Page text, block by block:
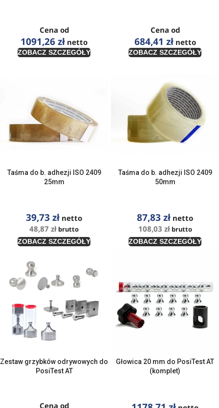
Cena od
1091,26zł netto
ZOBACZ SZCZEGÓŁY
Cena od
684,41 złnetto
ZOBACZ SZCZEGÓŁY
Taśma do b. adhezji ISO 2409
25mm
39,73 zł netto
48,87 zł brutto
ZOBACZ SZCZEGÓŁY
Taśma do b. adhezji ISO 2409
50mm
87,83 zł netto
108,03 złbrutto
ZOBACZ SZCZEGÓŁY
Zestaw grzybków odrywowych do
PosiTest AT
Cena od
Głowica 20 mm do PosiTest AT
(komplet)